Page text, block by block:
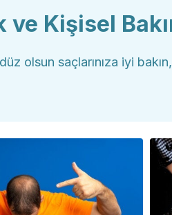
ve Kişisel
düz olsun saçlarınıza iyi